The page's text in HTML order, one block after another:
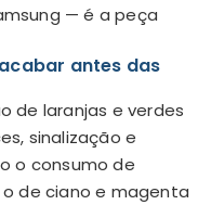
— é a peça
antes das
de laranjas e verdes
sinalização e
o consumo de
de ciano e magenta